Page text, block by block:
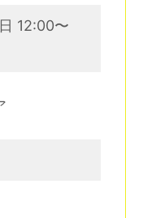
12:00〜